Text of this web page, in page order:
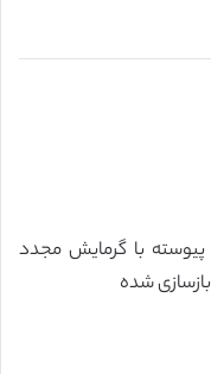
با گرمایش مجدد